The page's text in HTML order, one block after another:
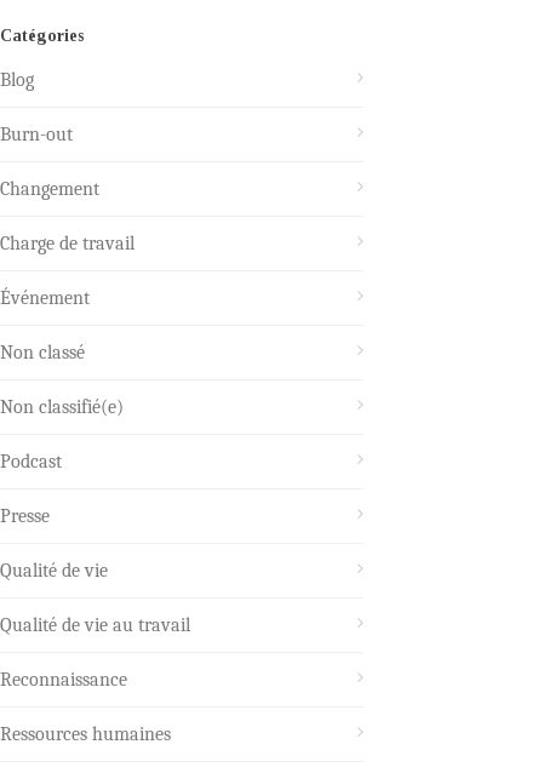
Catégories
Blog
Burn-out
Changement
Charge de travail
Événement
Non classé
Non classifié(e)
Podcast
Presse
Qualité de vie
Qualité de vie au travail
Reconnaissance
Ressources humaines